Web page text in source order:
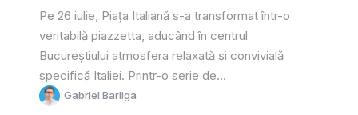
Pe 26 iulie, Piața Italiană s-a transformat într-o
veritabilă piazzetta, aducând în centrul
Bucureștiului atmosfera relaxată și convivială
specifică Italiei. Printr-o serie de...
Gabriel Barliga